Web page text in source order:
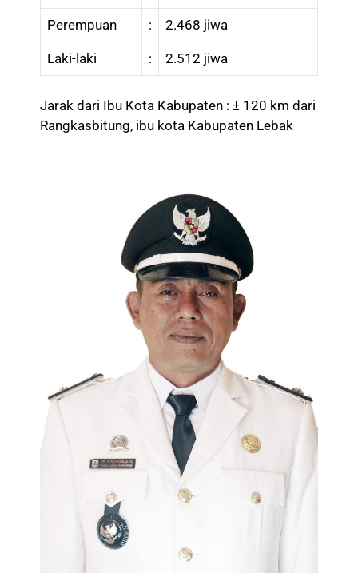
Perempuan : 2.468 jiwa
Laki-laki : 2.512 jiwa
Jarak dari Ibu Kota Kabupaten : ± 120 km dari
Rangkasbitung, ibu kota Kabupaten Lebak